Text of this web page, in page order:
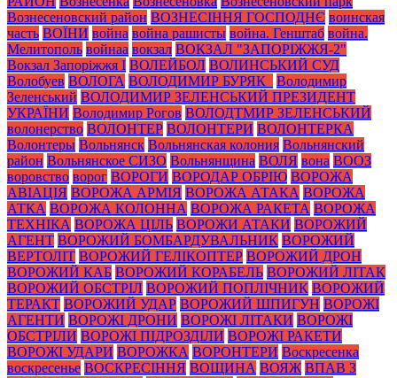
Вознесеновский район ВОЗНЕСІННЯ ГОСПОДНЄ воинская
часть ВОЇНИ война война рашисты война. Генштаб война.
Мелитополь войнаа вокзал ВОКЗАЛ "ЗАПОРІЖЖЯ-2"
Вокзал Запоріжжя І ВОЛЕЙБОЛ ВОЛИНСЬКИЙ СУД
Волобуев ВОЛОГА ВОЛОДИМИР БУРЯК_
Володимир
Зеленський ВОЛОДИМИР ЗЕЛЕНСЬКИЙ ПРЕЗИДЕНТ
УКРАЇНИ Володимир Рогов ВОЛОДТМИР ЗЕЛЕНСЬКИЙ
волонерство ВОЛОНТЕР ВОЛОНТЕРИ ВОЛОНТЕРКА
Волонтеры Вольнянск Вольнянская колония Вольнянский
район Вольнянское СИЗО Вольнянщина ВОЛЯ вона ВООЗ
воровство ворог ВОРОГИ ВОРОДАР ОБРІЮ ВОРОЖА
АВІАЦІЯ ВОРОЖА АРМІЯ ВОРОЖА АТАКА ВОРОЖА
АТКА ВОРОЖА КОЛОННА ВОРОЖА РАКЕТА ВОРОЖА
ТЕХНІКА ВОРОЖА ЦІЛЬ ВОРОЖИ АТАКИ ВОРОЖИЙ
АГЕНТ ВОРОЖИЙ БОМБАРДУВАЛЬНИК ВОРОЖИЙ
ВЕРТОЛІТ ВОРОЖИЙ ГЕЛІКОПТЕР ВОРОЖИЙ ДРОН
ВОРОЖИЙ КАБ ВОРОЖИЙ КОРАБЕЛЬ ВОРОЖИЙ ЛІТАК
ВОРОЖИЙ ОБСТРІЛ ВОРОЖИЙ ПОПЛІЧНИК ВОРОЖИЙ
ТЕРАКТ ВОРОЖИЙ УДАР ВОРОЖИЙ ШПИГУН ВОРОЖІ
АГЕНТИ ВОРОЖІ ДРОНИ ВОРОЖІ ЛІТАКИ ВОРОЖІ
ОБСТРІЛИ ВОРОЖІ ПІДРОЗДІЛИ ВОРОЖІ РАКЕТИ
ВОРОЖІ УДАРИ ВОРОЖКА ВОРОНТЕРИ Воскресенка
воскресенье ВОСКРЕСІННЯ ВОЩИНА ВОЯЖ ВПАВ З